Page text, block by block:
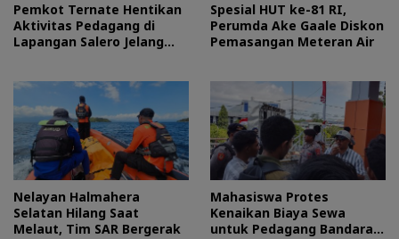
Pemkot Ternate Hentikan
Aktivitas Pedagang di
Lapangan Salero Jelang
Spesial HUT ke-81 RI,
Perumda Ake Gaale Diskon
Pemasangan Meteran Air
Nelayan Halmahera
Selatan Hilang Saat
Melaut, Tim SAR Bergerak
Mahasiswa Protes
Kenaikan Biaya Sewa
untuk Pedagang Bandara